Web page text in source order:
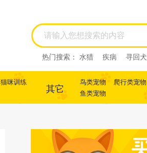
热门搜索： 水猎 疾病 寻回犬
猫咪训练
其它 鸟类宠物 爬行类宠物
鱼类宠物